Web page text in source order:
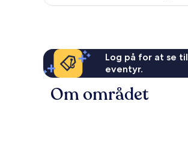
anmeldelser
Log på for at se
eventyr.
Om området